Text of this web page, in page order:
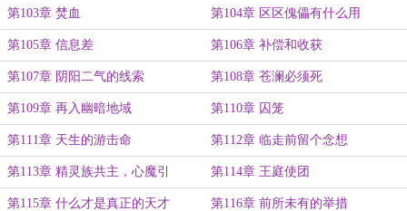
第103章 焚血 第104章 区区傀儡有什么用
第105章 信息差 第106章 补偿和收获
第107章 阴阳二气的线索 第108章 苍澜必须死
第109章 再入幽暗地域 第110章 囚笼
第111章 天生的游击命 第112章 临走前留个念想
第113章 精灵族共主，心魔引 第114章 王庭使团
第115章 什么才是真正的天才 第116章 前所未有的举措